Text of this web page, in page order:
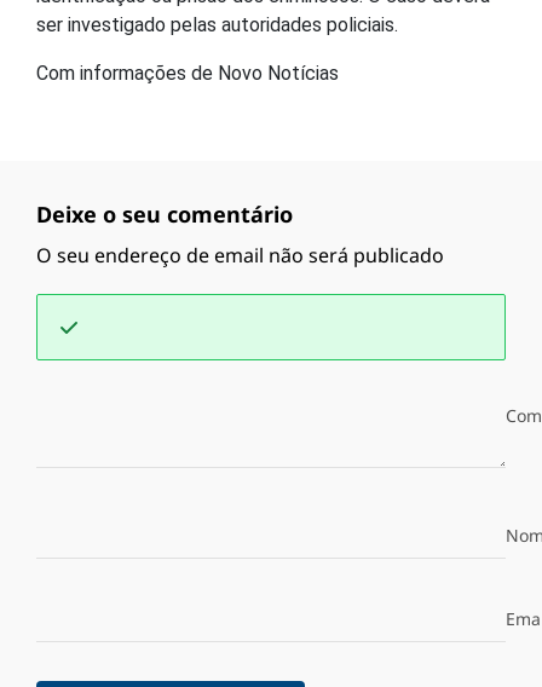
ser investigado pelas autoridades policiais.
Com informações de Novo Notícias
Deixe o seu comentário
O seu endereço de email não será publicado